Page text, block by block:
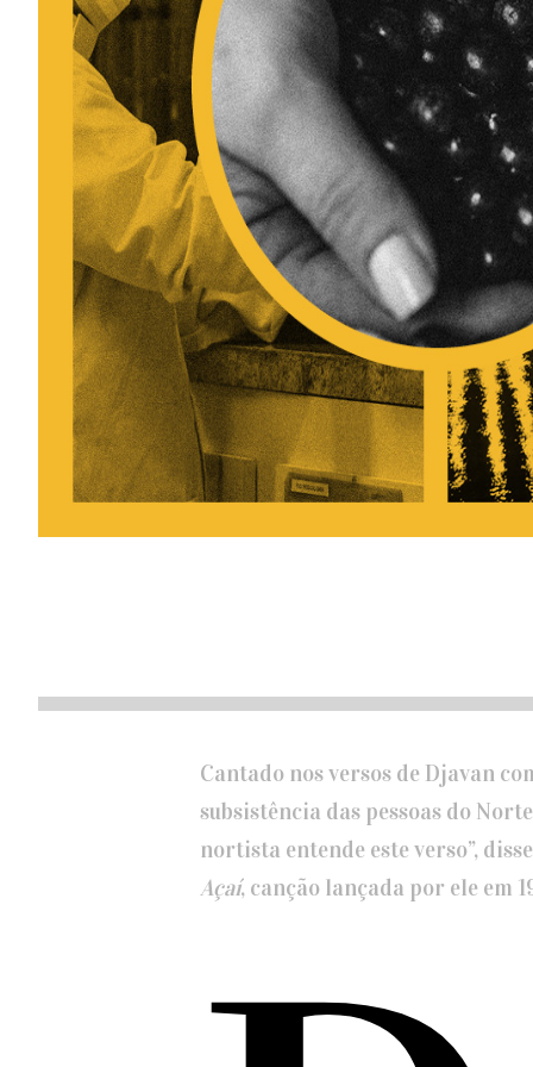
Cantado nos versos de Djavan
subsistência das pessoas do
nortista entende este verso”,
Açaí, canção lançada por ele em